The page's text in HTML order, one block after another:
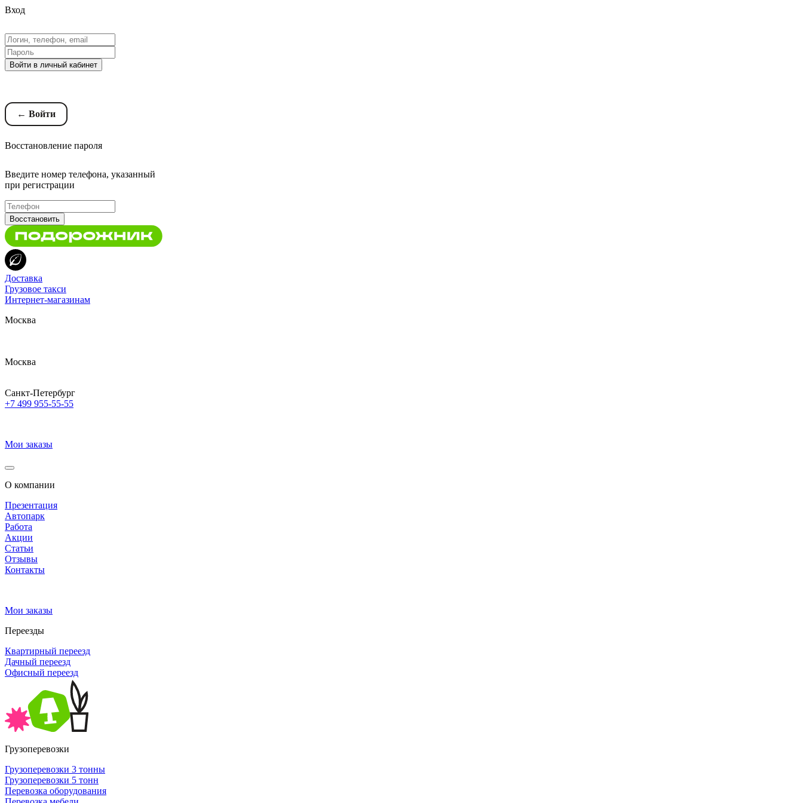
Вход
Войти в личный кабинет
← Войти
Восстановление пароля
Введите номер телефона, указанный
при регистрации
Восстановить
Доставка
Грузовое такси
Интернет-магазинам
Москва
Москва
Санкт-Петербург
+7 499 955-55-55
Мои заказы
О компании
Презентация
Автопарк
Работа
Акции
Статьи
Отзывы
Контакты
Мои заказы
Переезды
Квартирный переезд
Дачный переезд
Офисный переезд
Грузоперевозки
Грузоперевозки 3 тонны
Грузоперевозки 5 тонн
Перевозка оборудования